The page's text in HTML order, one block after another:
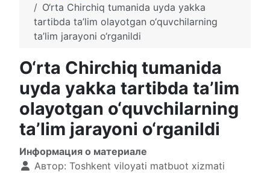
O‘rta Chirchiq tumanida uyda yakka
tartibda ta’lim olayotgan o‘quvchilarning
ta’lim jarayoni o‘rganildi
O‘rta Chirchiq tumanida
uyda yakka tartibda ta’lim
olayotgan o‘quvchilarning
ta’lim jarayoni o‘rganildi
Информация о материале
Автор: Toshkent viloyati matbuot xizmati